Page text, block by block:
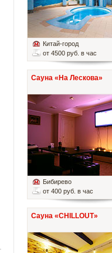
Китай-город
от 4500 руб. в час
Сауна «На Лескова»
Бибирево
от 400 руб. в час
Сауна «CHILLOUT»